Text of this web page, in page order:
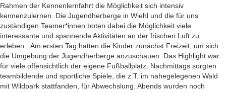
Rahmen der Kennenlernfahrt die Möglichkeit sich intensiv
kennenzulernen. Die Jugendherberge in Wiehl und die für uns
zuständigen Teamer*innen boten dabei die Möglichkeit viele
interessante und spannende Aktivitäten an der frischen Luft zu
erleben.
Am ersten Tag hatten die Kinder zunächst Freizeit, um sich
die Umgebung der Jugendherberge anzuschauen. Das Highlight war
für viele offensichtlich der eigene Fußballplatz. Nachmittags sorgten
teambildende und sportliche Spiele, die z.T. im nahegelegenen Wald
mit Wildpark stattfanden, für Abwechslung. Abends wurden noch